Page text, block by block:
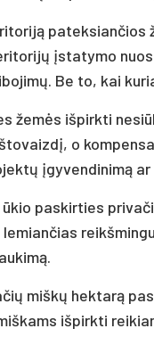
įstatymo
Be to, kai
žemės išpirkti
o
įgyvendinimą
paskirties
miškų hektarą
išpirkti